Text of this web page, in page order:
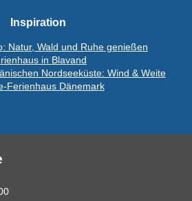
Inspiration
Natur, Wald und Ruhe genießen
in Blavand
Nordseeküste: Wind & Weite
Ferienhaus Dänemark